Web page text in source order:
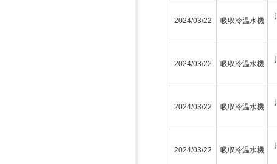
2024/03/22 吸収冷温水機
2024/03/22 吸収冷温水機
2024/03/22 吸収冷温水機
2024/03/22 吸収冷温水機